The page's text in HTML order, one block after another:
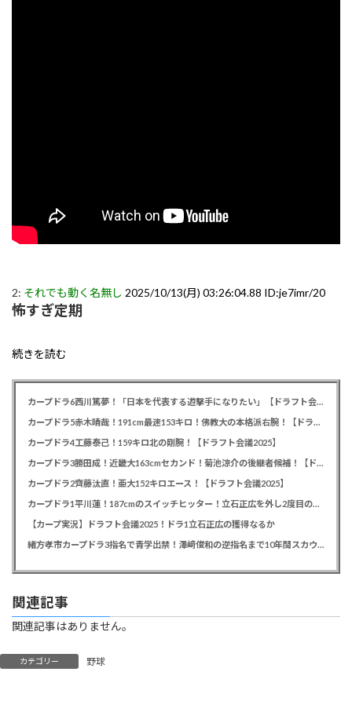
2: それでも動く名無し 2025/10/13(月) 03:26:04.88 ID:je7imr/20
怖すぎ定期
続きを読む
カープドラ4工藤泰己！159キロ北の剛腕！【ドラフト会議2025】
カープドラ2齊藤汰直！亜大152キロエース！【ドラフト会議2025】
【カープ実況】ドラフト会議2025！ドラ1立石正広の獲得なるか
関連記事
関連記事はありません。
カテゴリー 野球